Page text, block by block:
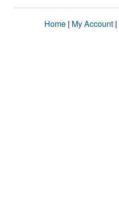
Home | My Account |